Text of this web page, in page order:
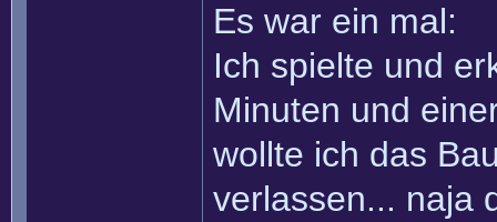
Es war ein mal:
Ich spielte und
Minuten und
wollte ich das
verlassen... naja